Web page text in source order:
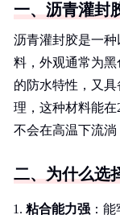
一、沥青灌封
沥青灌封胶是一
料，外观通常为
的防水特性，又
理，这种材料能
不会在高温下流淌
二、为什么选
粘合能力强 ：